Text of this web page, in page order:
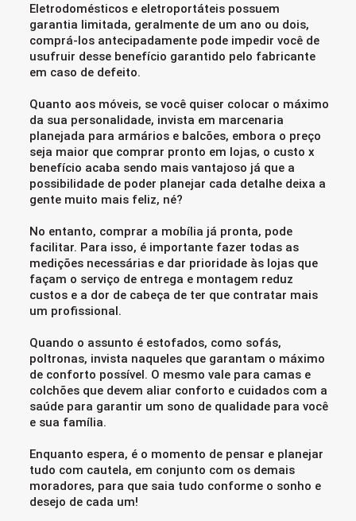
Eletrodomésticos e eletroportáteis possuem
garantia limitada, geralmente de um ano ou dois,
comprá-los antecipadamente pode impedir você de
usufruir desse benefício garantido pelo fabricante
em caso de defeito.
Quanto aos móveis, se você quiser colocar o máximo
da sua personalidade, invista em marcenaria
planejada para armários e balcões, embora o preço
seja maior que comprar pronto em lojas, o custo x
benefício acaba sendo mais vantajoso já que a
possibilidade de poder planejar cada detalhe deixa a
gente muito mais feliz, né?
No entanto, comprar a mobília já pronta, pode
facilitar. Para isso, é importante fazer todas as
medições necessárias e dar prioridade às lojas que
façam o serviço de entrega e montagem reduz
custos e a dor de cabeça de ter que contratar mais
um profissional.
Quando o assunto é estofados, como sofás,
poltronas, invista naqueles que garantam o máximo
de conforto possível. O mesmo vale para camas e
colchões que devem aliar conforto e cuidados com a
saúde para garantir um sono de qualidade para você
e sua família.
Enquanto espera, é o momento de pensar e planejar
tudo com cautela, em conjunto com os demais
moradores, para que saia tudo conforme o sonho e
desejo de cada um!